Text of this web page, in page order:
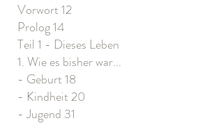
Vorwort 12
Prolog 14
Teil 1 - Dieses Leben
1. Wie es bisher war...
- Geburt 18
- Kindheit 20
- Jugend 31